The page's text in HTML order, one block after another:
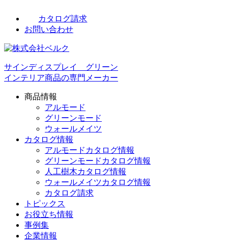
カタログ請求
お問い合わせ
サインディスプレイ グリーン
インテリア商品の専門メーカー
商品情報
アルモード
グリーンモード
ウォールメイツ
カタログ情報
アルモードカタログ情報
グリーンモードカタログ情報
人工樹木カタログ情報
ウォールメイツカタログ情報
カタログ請求
トピックス
お役立ち情報
事例集
企業情報